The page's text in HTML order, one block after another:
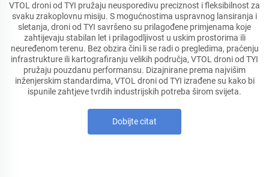
VTOL droni od TYI pružaju neusporedivu preciznost i fleksibilnost za
svaku zrakoplovnu misiju. S mogućnostima uspravnog lansiranja i
sletanja, droni od TYI savršeno su prilagođene primjenama koje
zahtijevaju stabilan let i prilagodljivost u uskim prostorima ili
neuređenom terenu. Bez obzira čini li se radi o pregledima, praćenju
infrastrukture ili kartografiranju velikih područja, VTOL droni od TYI
pružaju pouzdanu performansu. Dizajnirane prema najvišim
inženjerskim standardima, VTOL droni od TYI izrađene su kako bi
ispunile zahtjeve tvrdih industrijskih potreba širom svijeta.
Dobijte citat